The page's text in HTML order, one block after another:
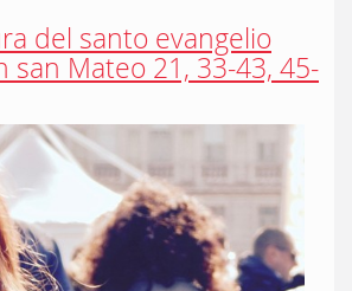
del santo evangelio
san Mateo 21, 33-43, 45-